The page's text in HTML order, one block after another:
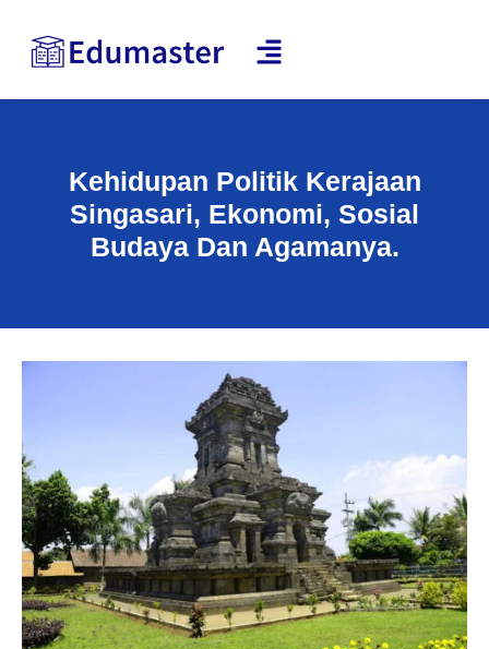
Kehidupan Politik Kerajaan
Singasari, Ekonomi, Sosial
Budaya Dan Agamanya.